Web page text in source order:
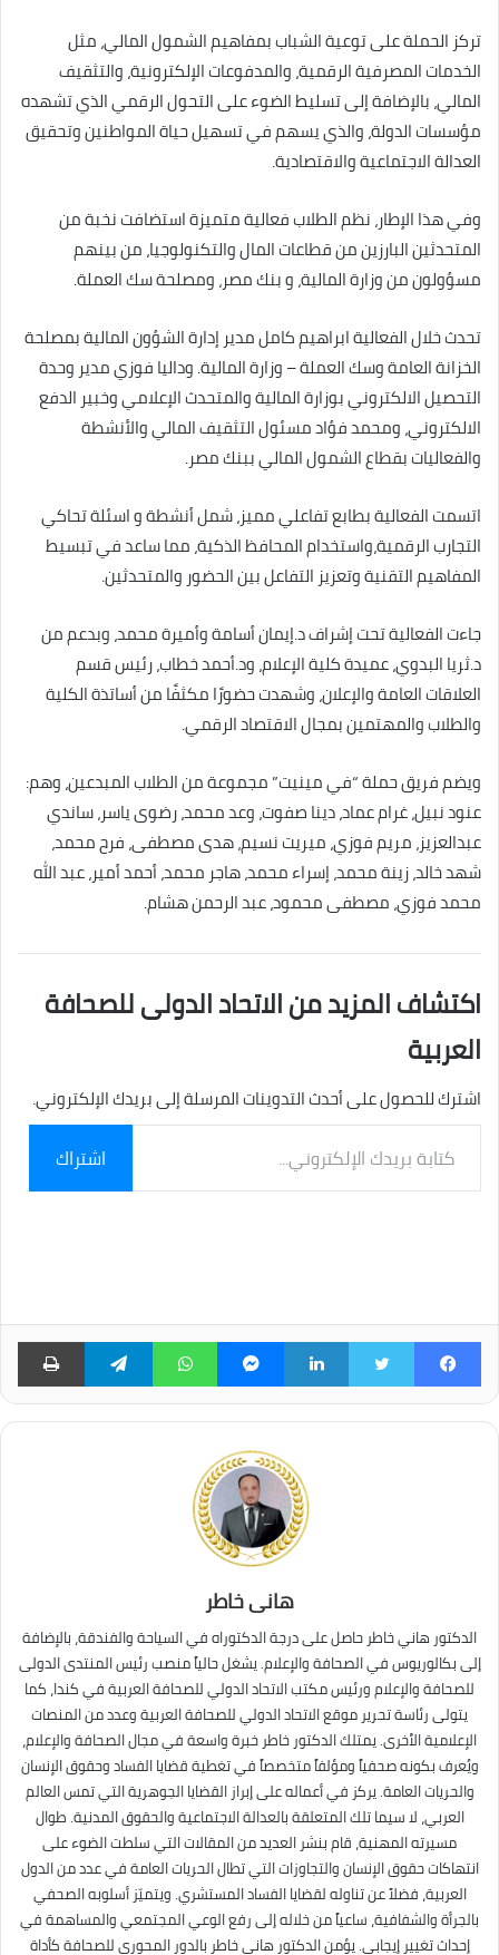
تركز الحملة على توعية الشباب بمفاهيم الشمول المالي، مثل
الخدمات المصرفية الرقمية، والمدفوعات الإلكترونية، والتثقيف
المالي، بالإضافة إلى تسليط الضوء على التحول الرقمي الذي تشهده
مؤسسات الدولة، والذي يسهم في تسهيل حياة المواطنين وتحقيق
العدالة الاجتماعية والاقتصادية.
وفي هذا الإطار، نظم الطلاب فعالية متميزة استضافت نخبة من
المتحدثين البارزين من قطاعات المال والتكنولوجيا، من بينهم
مسؤولون من وزارة المالية، و بنك مصر، ومصلحة سك العملة.
تحدث خلال الفعالية ابراهيم كامل مدير إدارة الشؤون المالية بمصلحة
الخزانة العامة وسك العملة – وزارة المالية. وداليا فوزي مدير وحدة
التحصيل الالكتروني بوزارة المالية والمتحدث الإعلامي وخبير الدفع
الالكتروني، ومحمد فؤاد مسئول التثقيف المالي والأنشطة
والفعاليات بقطاع الشمول المالي ببنك مصر.
اتسمت الفعالية بطابع تفاعلي مميز، شمل أنشطة و اسئلة تحاكي
التجارب الرقمية،واستخدام المحافظ الذكية، مما ساعد في تبسيط
المفاهيم التقنية وتعزيز التفاعل بين الحضور والمتحدثين.
جاءت الفعالية تحت إشراف د.إيمان أسامة وأميرة محمد، وبدعم من
د.ثريا البدوي، عميدة كلية الإعلام، ود.أحمد خطاب، رئيس قسم
العلاقات العامة والإعلان، وشهدت حضورًا مكثفًا من أساتذة الكلية
والطلاب والمهتمين بمجال الاقتصاد الرقمي.
ويضم فريق حملة “في مينيت” مجموعة من الطلاب المبدعين، وهم:
عنود نبيل، غرام عماد، دينا صفوت، وعد محمد، رضوى ياسر، ساندي
عبدالعزيز، مريم فوزي، ميريت نسيم، هدى مصطفى، فرح محمد،
شهد خالد، زينة محمد، إسراء محمد، هاجر محمد، أحمد أمير، عبد الله
محمد فوزي، مصطفى محمود، عبد الرحمن هشام.
اكتشاف المزيد من الاتحاد الدولى للصحافة
العربية
اشترك للحصول على أحدث التدوينات المرسلة إلى بريدك الإلكتروني.
بريدك
الإلكتروني...
اشتراك
فيسبوك لينكدإن ماسنجر واتساب تيلقرام
هانى خاطر
الدكتور هاني خاطر حاصل على درجة الدكتوراه في السياحة والفندقة، بالإضافة
إلى بكالوريوس في الصحافة والإعلام. يشغل حالياً منصب رئيس المنتدى الدولى
للصحافة والإعلام ورئيس مكتب الاتحاد الدولي للصحافة العربية في كندا، كما
يتولى رئاسة تحرير موقع الاتحاد الدولي للصحافة العربية وعدد من المنصات
الإعلامية الأخرى. يمتلك الدكتور خاطر خبرة واسعة في مجال الصحافة والإعلام،
ويُعرف بكونه صحفياً ومؤلفاً متخصصاً في تغطية قضايا الفساد وحقوق الإنسان
والحريات العامة. يركز في أعماله على إبراز القضايا الجوهرية التي تمس العالم
العربي، لا سيما تلك المتعلقة بالعدالة الاجتماعية والحقوق المدنية. طوال
مسيرته المهنية، قام بنشر العديد من المقالات التي سلطت الضوء على
انتهاكات حقوق الإنسان والتجاوزات التي تطال الحريات العامة في عدد من الدول
العربية، فضلاً عن تناوله لقضايا الفساد المستشري. ويتميّز أسلوبه الصحفي
بالجرأة والشفافية، ساعياً من خلاله إلى رفع الوعي المجتمعي والمساهمة في
إحداث تغيير إيجابي. يؤمن الدكتور هاني خاطر بالدور المحوري للصحافة كأداة